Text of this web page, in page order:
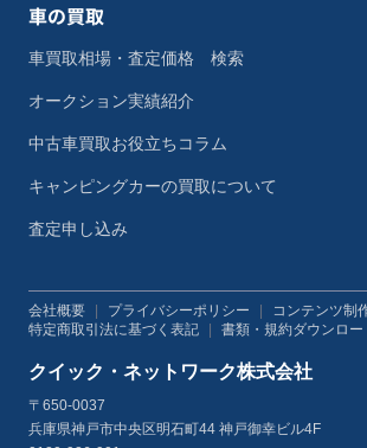
車の買取
車買取相場・査定価格 検索
オークション実績紹介
中古車買取お役立ちコラム
キャンピングカーの買取について
査定申し込み
会社概要 プライバシーポリシー コンテンツ制
特定商取引法に基づく表記
書類・規約ダウンロー
クイック・ネットワーク株式会社
〒650-0037
兵庫県神戸市中央区明石町44 神戸御幸ビル4F